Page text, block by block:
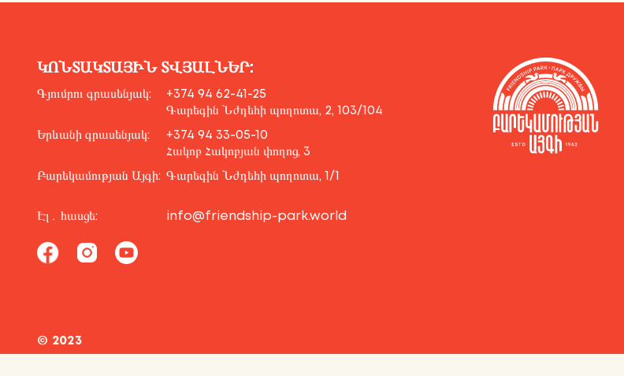
ԿՈՆՏԱԿՏԱՅԻՆ ՏՎՅԱԼՆԵՐ:
Գյումրու գրասենյակ:
+374 94 62-41-25
Գարեգին Նժդեհի պողոտա, 2, 103/104
Երևանի գրասենյակ:
+374 94 33-05-10
Հակոբ Հակոբյան փողոց, 3
Բարեկամության Այգի: Գարեգին Նժդեհի պողոտա, 1/1
Էլ․ հասցե: info@friendship-park.world
© 2023